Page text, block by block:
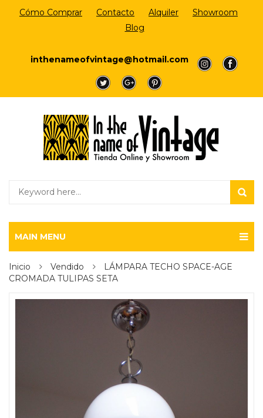
Cómo Comprar Contacto Alquiler
Showroom
Blog
inthenameofvintage@hotmail.com
a
a
a
a a
MAIN MENU
Inicio Vendido
LÁMPARA TECHO SPACE-AGE
CROMADA TULIPAS SETA